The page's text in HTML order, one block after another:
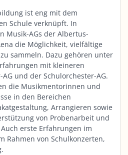
ist eng mit dem
Schule verknüpft. In
Musik-AGs der Albertus-
die Möglichkeit, vielfältige
sammeln. Dazu gehören unter
mit kleineren
und der Schulorchester-AG.
die Musikmentorinnen und
in den Bereichen
Arrangieren sowie
von Probenarbeit und
erste Erfahrungen im
Rahmen von Schulkonzerten,